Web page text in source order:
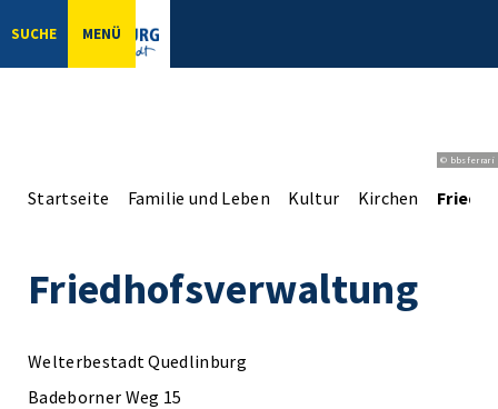
SUCHE MENÜ
© bbsferrari
Startseite Familie und Leben Kultur Kirchen
Friedhofsverwaltung
Welterbestadt Quedlinburg
Badeborner Weg 15